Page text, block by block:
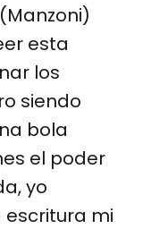
esta
los
siendo
bola
el poder
yo
mi